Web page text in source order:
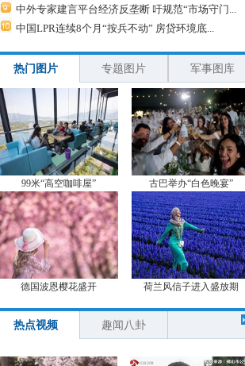
中外专家建言平台经济反垄断 吁规范“市场守门...
中国LPR连续8个月“按兵不动” 房贷环境底...
热门图片 专题图片 军事图库
99米“高空咖啡屋” 古巴举办“白色晚宴”
德国波恩樱花盛开 荷兰风信子进入盛放期
热点视频 趣闻八卦